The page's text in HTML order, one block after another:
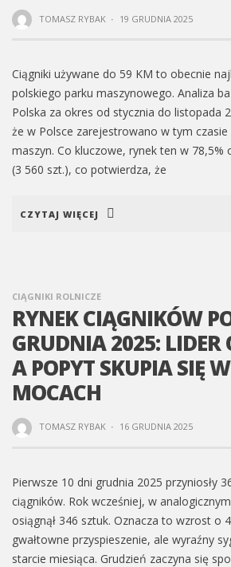
TOMASZ RYBAK · 19 GRUDNIA 2025
Ciągniki używane do 59 KM to obecnie
polskiego parku maszynowego. Analiza
Polska za okres od stycznia do listopada
że w Polsce zarejestrowano w tym czasie
maszyn. Co kluczowe, rynek ten w 78,5%
(3 560 szt.), co potwierdza, że
CZYTAJ WIĘCEJ
CIĄGNIKI ROLNICZE
RYNEK CIĄGNIKÓW
GRUDNIA 2025: LIDER
A POPYT SKUPIA SIĘ
MOCACH
TOMASZ RYBAK · 16 GRUDNIA 2025
Pierwsze 10 dni grudnia 2025 przyniosły
ciągników. Rok wcześniej, w
osiągnął 346 sztuk. Oznacza to wzrost o
gwałtowne przyspieszenie, ale wyraźny
starcie miesiąca. Grudzień zaczyna się